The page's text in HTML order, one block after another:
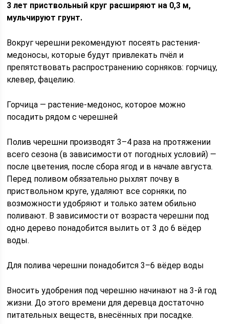
3 лет приствольный круг расширяют на 0,3 м,
мульчируют грунт.
Вокруг черешни рекомендуют посеять растения-
медоносы, которые будут привлекать пчёл и
препятствовать распространению сорняков: горчицу,
клевер, фацелию.
Горчица — растение-медонос, которое можно
посадить рядом с черешней
Полив черешни производят 3–4 раза на протяжении
всего сезона (в зависимости от погодных условий) —
после цветения, после сбора ягод и в начале августа.
Перед поливом обязательно рыхлят почву в
приствольном круге, удаляют все сорняки, по
возможности удобряют и только затем обильно
поливают. В зависимости от возраста черешни под
одно дерево понадобится вылить от 3 до 6 вёдер
воды.
Для полива черешни понадобится 3–6 вёдер воды
Вносить удобрения под черешню начинают на 3-й год
жизни. До этого времени для деревца достаточно
питательных веществ, внесённых при посадке.